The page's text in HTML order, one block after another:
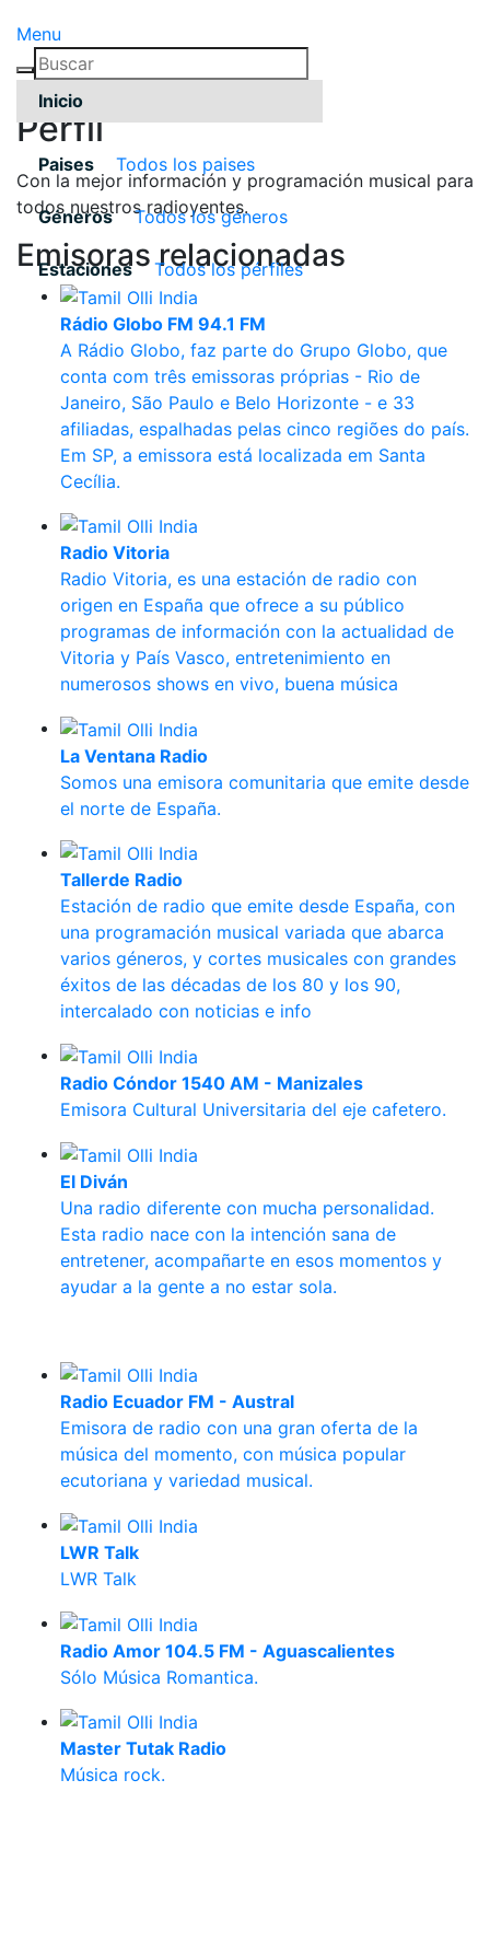
Menu
Inicio
Paises Todos los paises
Géneros Todos los géneros
Estaciones Todos los pérfiles
Pérfil
Con la mejor información y programación musical para
todos nuestros radioyentes.
Emisoras relacionadas
Rádio Globo FM 94.1 FM
A Rádio Globo, faz parte do Grupo Globo, que
conta com três emissoras próprias - Rio de
Janeiro, São Paulo e Belo Horizonte - e 33
afiliadas, espalhadas pelas cinco regiões do país.
Em SP, a emissora está localizada em Santa
Cecília.
Radio Vitoria
Radio Vitoria, es una estación de radio con
origen en España que ofrece a su público
programas de información con la actualidad de
Vitoria y País Vasco, entretenimiento en
numerosos shows en vivo, buena música
La Ventana Radio
Somos una emisora comunitaria que emite desde
el norte de España.
Tallerde Radio
Estación de radio que emite desde España, con
una programación musical variada que abarca
varios géneros, y cortes musicales con grandes
éxitos de las décadas de los 80 y los 90,
intercalado con noticias e info
Radio Cóndor 1540 AM - Manizales
Emisora Cultural Universitaria del eje cafetero.
El Diván
Una radio diferente con mucha personalidad.
Esta radio nace con la intención sana de
entretener, acompañarte en esos momentos y
ayudar a la gente a no estar sola.
Radio Ecuador FM - Austral
Emisora de radio con una gran oferta de la
música del momento, con música popular
ecutoriana y variedad musical.
LWR Talk
LWR Talk
Radio Amor 104.5 FM - Aguascalientes
Sólo Música Romantica.
Master Tutak Radio
Música rock.